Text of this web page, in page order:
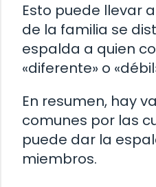
Esto puede llevar
de la familia se
espalda a quien
«diferente» o
En resumen, hay
comunes por las
puede dar la
miembros.